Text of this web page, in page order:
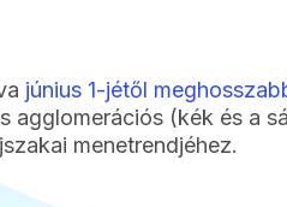
június 1-jétől
(kék és a
menetrendjéhez.